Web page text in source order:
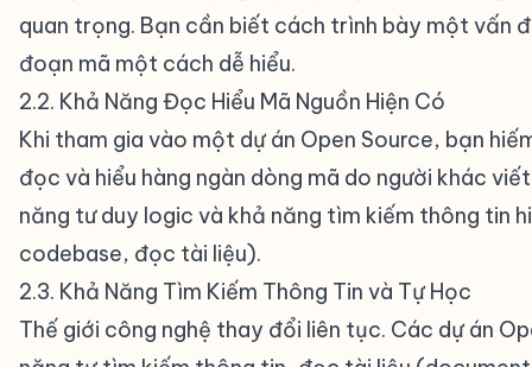
quan trọng. Bạn cần biết cách trình bày một vấn
đoạn mã một cách dễ hiểu.
2.2. Khả Năng Đọc Hiểu Mã Nguồn Hiện Có
Khi tham gia vào một dự án Open Source, bạn
đọc và hiểu hàng ngàn dòng mã do người khác
năng tư duy logic và khả năng tìm kiếm thông tin
codebase, đọc tài liệu).
2.3. Khả Năng Tìm Kiếm Thông Tin và Tự Học
Thế giới công nghệ thay đổi liên tục. Các dự án